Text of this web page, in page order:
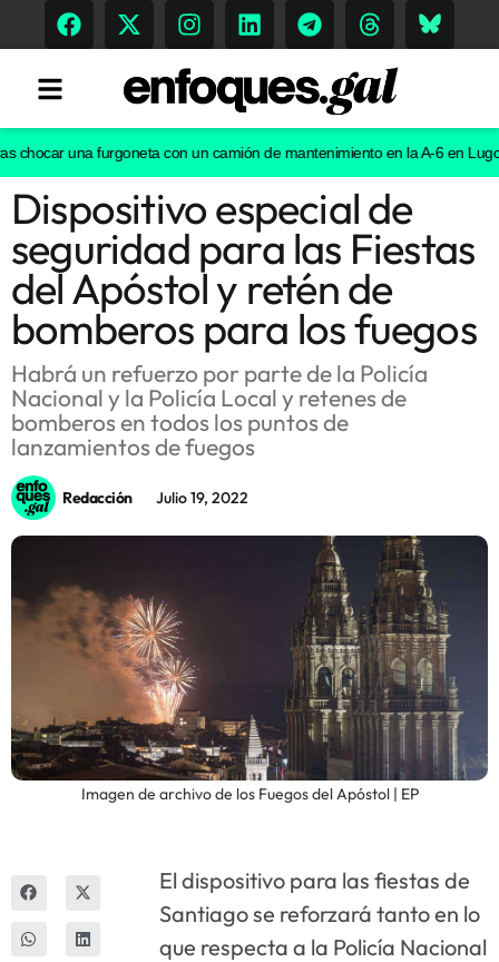
Tendencias
Memoria Histórica
Gastronomía
Escenarios
Sostenibilidad
una furgoneta con un camión de mantenimiento en la A-6 en Lugo Un
Dispositivo especial de
seguridad para las Fiestas
del Apóstol y retén de
bomberos para los fuegos
Habrá un refuerzo por parte de la Policía
Nacional y la Policía Local y retenes de
bomberos en todos los puntos de
lanzamientos de fuegos
Redacción Julio 19, 2022
Imagen de archivo de los Fuegos del Apóstol | EP
El dispositivo para las fiestas de
Santiago se reforzará tanto en lo
que respecta a la Policía Nacional